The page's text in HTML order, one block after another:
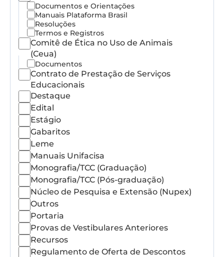
Documentos e Orientações
Manuais Plataforma Brasil
Resoluções
Termos e Registros
Comitê de Ética no Uso de Animais
(Ceua)
Documentos
Contrato de Prestação de Serviços
Educacionais
Destaque
Edital
Estágio
Gabaritos
Leme
Manuais Unifacisa
Monografia/TCC (Graduação)
Monografia/TCC (Pós-graduação)
Núcleo de Pesquisa e Extensão (Nupex)
Outros
Portaria
Provas de Vestibulares Anteriores
Recursos
Regulamento de Oferta de Descontos